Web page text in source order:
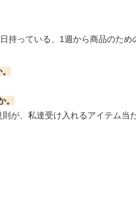
持っている、1週から商品のた
が、私達受け入れるアイテム当